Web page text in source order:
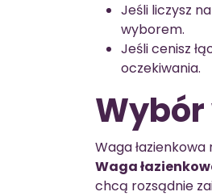
Jeśli liczysz
wyborem.
Jeśli cenisz
oczekiwania.
Waga
Waga
chcą rozsądnie